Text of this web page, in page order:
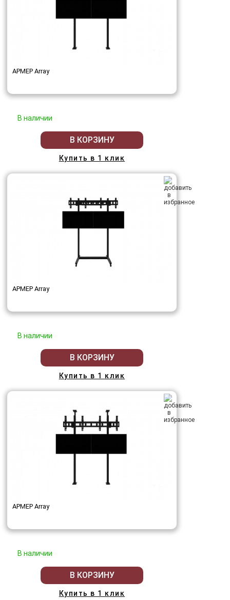
АРМЕР Array
В наличии
В КОРЗИНУ
Купить в 1 клик
АРМЕР Array
В наличии
В КОРЗИНУ
Купить в 1 клик
АРМЕР Array
В наличии
В КОРЗИНУ
Купить в 1 клик